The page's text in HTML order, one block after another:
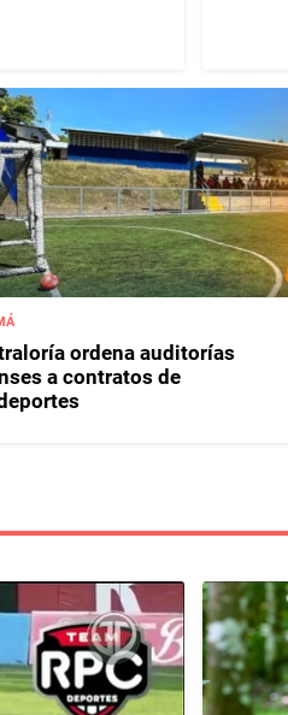
ordena auditorías
a contratos de